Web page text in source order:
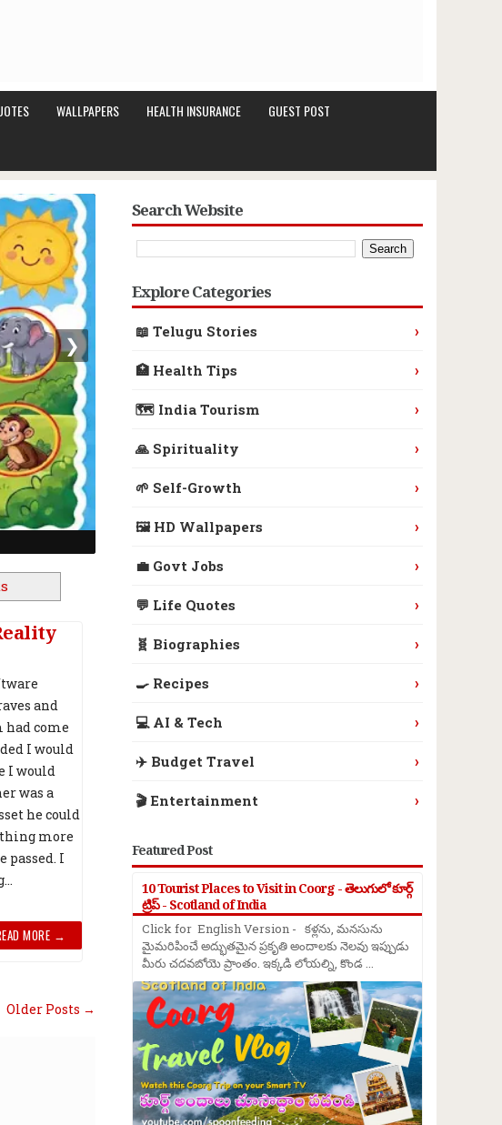
WALLPAPERS HEALTH INSURANCE GUEST POST
❯
and
had come
I would
I would
was a
he could
thing more
I
MORE →
Older Posts →
Search Website
Explore Categories
📖 Telugu Stories ›
🏥 Health Tips ›
🗺️ India Tourism ›
🙏 Spirituality ›
🌱 Self-Growth ›
🖼️ HD Wallpapers ›
💼 Govt Jobs ›
💬 Life Quotes ›
🧬 Biographies ›
🍳 Recipes ›
💻 AI & Tech ›
✈️ Budget Travel ›
🎬 Entertainment ›
Featured Post
10 Tourist Places to Visit in Coorg - తెలుగులో కూర్గ్
ట్రిప్ - Scotland of India
Click for English Version - కళ్లను, మనసును
మైమరిపించే అద్భుతమైన ప్రకృతి అందాలకు నెలవు ఇప్పుడు
మీరు చదవబోయె ప్రాంతం. ఇక్కడి లోయల్ని, కొండ ...